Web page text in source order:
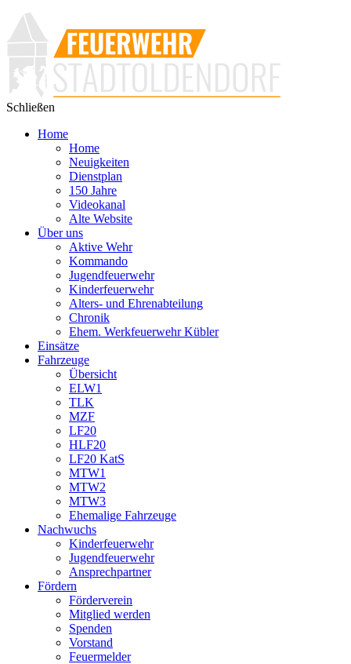
Schließen
Home
Home
Neuigkeiten
Dienstplan
150 Jahre
Videokanal
Alte Website
Über uns
Aktive Wehr
Kommando
Jugendfeuerwehr
Kinderfeuerwehr
Alters- und Ehrenabteilung
Chronik
Ehem. Werkfeuerwehr Kübler
Einsätze
Fahrzeuge
Übersicht
ELW1
TLK
MZF
LF20
HLF20
LF20 KatS
MTW1
MTW2
MTW3
Ehemalige Fahrzeuge
Nachwuchs
Kinderfeuerwehr
Jugendfeuerwehr
Ansprechpartner
Fördern
Förderverein
Mitglied werden
Spenden
Vorstand
Feuermelder